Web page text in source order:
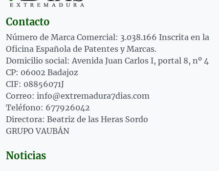
Contacto
Número de Marca Comercial: 3.038.166 Inscrita en la
Oficina Española de Patentes y Marcas.
Domicilio social: Avenida Juan Carlos I, portal 8, nº 4
CP: 06002 Badajoz
CIF: 08856071J
Correo: info@extremadura7dias.com
Teléfono: 677926042
Directora: Beatriz de las Heras Sordo
GRUPO VAUBÁN
Noticias